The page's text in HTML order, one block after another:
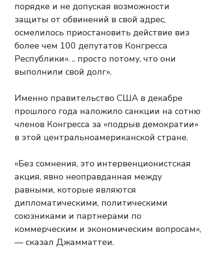
порядке и не допуская возможности
защиты от обвинений в свой адрес,
осмелилось приостановить действие виз
более чем 100 депутатов Конгресса
Республики». .. просто потому, что они
выполнили свой долг».
Именно правительство США в декабре
прошлого года наложило санкции на сотню
членов Конгресса за «подрыв демократии»
в этой центральноамериканской стране.
«Без сомнения, это интервенционистская
акция, явно неоправданная между
равными, которые являются
дипломатическими, политическими
союзниками и партнерами по
коммерческим и экономическим вопросам»,
— сказал Джамматтеи.